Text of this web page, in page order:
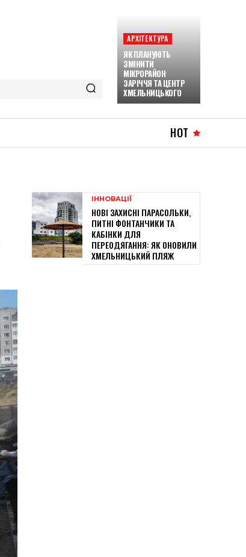
АРХІТЕКТУРА
ЯК ПЛАНУЮТЬ
ЗМІНИТИ
МІКРОРАЙОН
ЗАРІЧЧЯ ТА ЦЕНТР
ХМЕЛЬНИЦЬКОГО
HOT
ІННОВАЦІЇ
НОВІ ЗАХИСНІ ПАРАСОЛЬКИ,
ПИТНІ ФОНТАНЧИКИ ТА
КАБІНКИ ДЛЯ
ПЕРЕОДЯГАННЯ: ЯК ОНОВИЛИ
ХМЕЛЬНИЦЬКИЙ ПЛЯЖ